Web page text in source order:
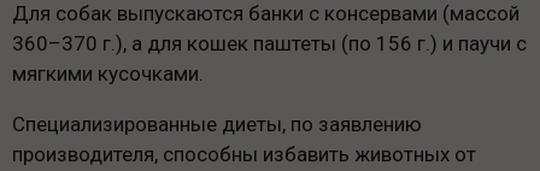
Для собак выпускаются банки с консервами (массой
360–370 г.), а для кошек паштеты (по 156 г.) и паучи с
мягкими кусочками.
Специализированные диеты, по заявлению
производителя, способны избавить животных от